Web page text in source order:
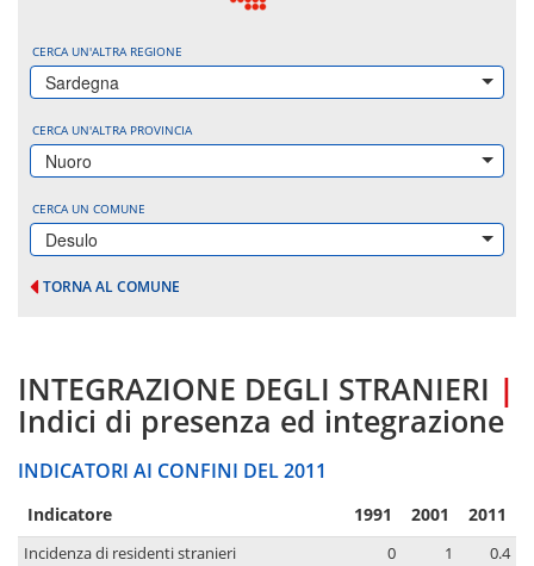
CERCA UN'ALTRA REGIONE
Sardegna
CERCA UN'ALTRA PROVINCIA
Nuoro
CERCA UN COMUNE
Desulo
TORNA AL COMUNE
INTEGRAZIONE DEGLI STRANIERI |
Indici di presenza ed integrazione
INDICATORI AI CONFINI DEL 2011
Indicatore 1991 2001 2011
Incidenza di residenti stranieri 0 1
0.4